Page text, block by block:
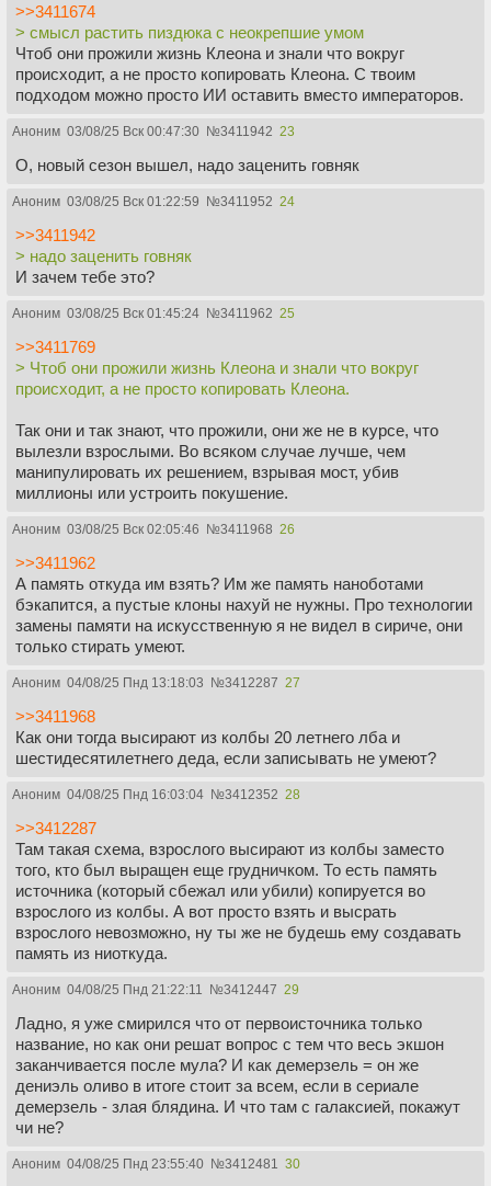
>>3411674
> смысл растить пиздюка с неокрепшие умом
Чтоб они прожили жизнь Клеона и знали что вокруг
происходит, а не просто копировать Клеона. С твоим
подходом можно просто ИИ оставить вместо императоров.
Аноним 03/08/25 Вск 00:47:30 №3411942 23
О, новый сезон вышел, надо заценить говняк
Аноним 03/08/25 Вск 01:22:59 №3411952 24
>>3411942
> надо заценить говняк
И зачем тебе это?
Аноним 03/08/25 Вск 01:45:24 №3411962 25
>>3411769
> Чтоб они прожили жизнь Клеона и знали что вокруг
происходит, а не просто копировать Клеона.
Так они и так знают, что прожили, они же не в курсе, что
вылезли взрослыми. Во всяком случае лучше, чем
манипулировать их решением, взрывая мост, убив
миллионы или устроить покушение.
Аноним 03/08/25 Вск 02:05:46 №3411968 26
>>3411962
А память откуда им взять? Им же память наноботами
бэкапится, а пустые клоны нахуй не нужны. Про технологии
замены памяти на искусственную я не видел в сириче, они
только стирать умеют.
Аноним 04/08/25 Пнд 13:18:03 №3412287 27
>>3411968
Как они тогда высирают из колбы 20 летнего лба и
шестидесятилетнего деда, если записывать не умеют?
Аноним 04/08/25 Пнд 16:03:04 №3412352 28
>>3412287
Там такая схема, взрослого высирают из колбы заместо
того, кто был выращен еще грудничком. То есть память
источника (который сбежал или убили) копируется во
взрослого из колбы. А вот просто взять и высрать
взрослого невозможно, ну ты же не будешь ему создавать
память из ниоткуда.
Аноним 04/08/25 Пнд 21:22:11 №3412447 29
Ладно, я уже смирился что от первоисточника только
название, но как они решат вопрос с тем что весь экшон
заканчивается после мула? И как демерзель = он же
дениэль оливо в итоге стоит за всем, если в сериале
демерзель - злая блядина. И что там с галаксией, покажут
чи не?
Аноним 04/08/25 Пнд 23:55:40 №3412481 30